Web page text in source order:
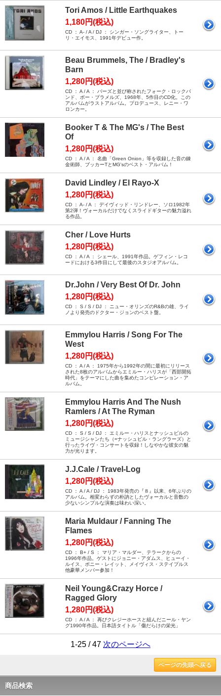
Tori Amos / Little Earthquakes
1,180円(税込)
CD ： A- / A / DJ ： シンガー・ソングライター、トー
リ・エイモス、1991年デビュー作。
Beau Brummels, The / Bradley's
Barn
1,280円(税込)
CD ： A / A ： バーズと並び称されたフォーク・ロックバ
ンド、ボー・ブラメルズ、1968年、5作目のCD化。この
アルバムがラストアルバム。プロデュース、レニー・ワ
ロンカー。
Booker T & The MG's / The Best
Of
1,280円(税込)
CD ： A / A ： 名曲「Green Onion」等を収録した音の錬
金術師、ブッカーTとMG'sのベスト・アルバム！
David Lindley / El Rayo-X
1,280円(税込)
CD ： A- / A ： デイヴィッド・リンドレー、ソロ1982年
第2弾！ヴォーカルだけでなくスライドギターの魅力溢れ
る作品。
Cher / Love Hurts
1,280円(税込)
CD ： A / A ： シェール、1991年作品。ゲフィン・レコ
ードにおける3作目にして最後のスタジオアルバム。
Dr.John / Very Best Of Dr. John
1,280円(税込)
CD ： S / S / DJ ： ニュー・オリンズのR&Bの雄、ライ
ノより発売のドクター・ジョンのベスト盤。
Emmylou Harris / Song For The
West
1,280円(税込)
CD ： A / A ： 1975年から1992年の間に最初にリリース
された8枚のアルバムからエミルー・ハリスが「西部開拓
時代」をテーマにした曲を集めたコンピレーション・ア
ルバム。
Emmylou Harris And The Nush
Ramlers / At The Ryman
1,280円(税込)
CD ： S / S / DJ ： エミルー・ハリスとナッシュビルの
ミュージシャンたち（=ナッシュビル・ラングラーズ）と
行ったライヴ・コンサートを収録！しなやかな彼女の魅
力が光ります。
J.J.Cale / Travel-Log
1,280円(税込)
CD ： A / A / DJ ： 1983年発売の『８』以来、6年ぶりの
アルバム。相変わらずの朴訥としたヴォーカルと音数の
少ないシンプルな演奏は味わい深い。
Maria Muldaur / Fanning The
Flames
1,280円(税込)
CD ： B+ / S ： マリア・マルダー、テラークからの
1996年作品。ゲストにジョニー・アダムス、ヒューイ・
ルイス、ボニー・レイット、メイヴィス・ステイプルス
他豪華メンバー参加！
Neil Young&Crazy Horce /
Ragged Glory
1,280円(税込)
CD ： A / A ： 再びクレジーホースと組んだニール・ヤン
グ1990年作品。日本語タイトル「傷だらけの栄光」
1-25 / 47 次のページへ
ページの先頭へ戻る
商品検索